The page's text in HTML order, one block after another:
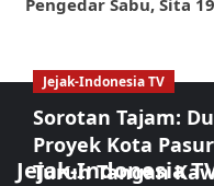
Jejak-Indonesia
Jejak-Indonesia TV
Sorotan Tajam:
Proyek Kota
Turun Tangan